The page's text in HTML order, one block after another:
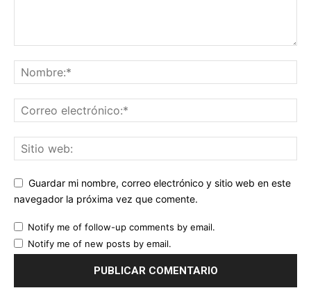
Guardar mi nombre, correo electrónico y sitio web en este
navegador la próxima vez que comente.
Notify me of follow-up comments by email.
Notify me of new posts by email.